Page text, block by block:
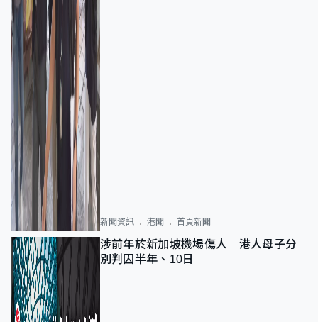
新聞資訊 港聞 首頁新聞
涉前年於新加坡機場傷人 港人母子分
別判囚半年、10日